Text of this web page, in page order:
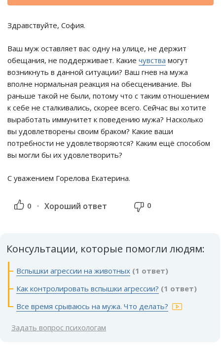
Здравствуйте, София.
Ваш муж оставляет вас одну на улице, не держит
обещания, не поддерживает. Какие чувства могут
возникнуть в данной ситуации? Ваш гнев на мужа
вполне нормальная реакция на обесценивание. Вы
раньше такой не были, потому что с таким отношением
к себе не сталкивались, скорее всего. Сейчас вы хотите
выработать иммунитет к поведению мужа? Насколько
вы удовлетворены своим браком? Какие ваши
потребности не удовлетворяются? Каким ещё способом
вы могли бы их удовлетворить?
С уважением Горелова Екатерина.
0 Хороший ответ 0
Консультации, которые помогли людям:
Вспышки агрессии на животных (1 ответ)
Как контролировать вспышки агрессии? (1 ответ)
Все время срываюсь на мужа. Что делать?
Задать вопрос психологам